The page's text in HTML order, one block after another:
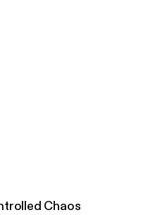
a contribution
to:
Chaos